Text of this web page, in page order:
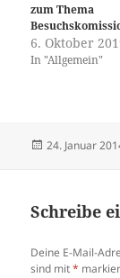
zum Thema
6. Oktober
In "Allgemein"
Veröffentlicht
24. Januar
Schreibe
Deine E-Mail-
sind mit*